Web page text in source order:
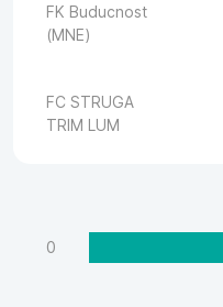
FK Buducnost
(MNE)
FC STRUGA
TRIM LUM
0